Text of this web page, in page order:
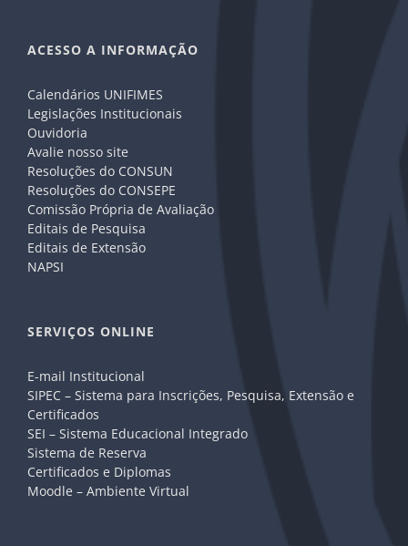
ACESSO A INFORMAÇÃO
Calendários UNIFIMES
Legislações Institucionais
Ouvidoria
Avalie nosso site
Resoluções do CONSUN
Resoluções do CONSEPE
Comissão Própria de Avaliação
Editais de Pesquisa
Editais de Extensão
NAPSI
SERVIÇOS ONLINE
E-mail Institucional
SIPEC – Sistema para Inscrições, Pesquisa, Extensão e
Certificados
SEI – Sistema Educacional Integrado
Sistema de Reserva
Certificados e Diplomas
Moodle – Ambiente Virtual